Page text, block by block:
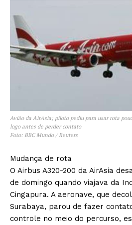
Avião da AirAsia; piloto pediu para usar rota
logo antes de perder contato
Foto: BBC Mundo / Reuters
Mudança de rota
O Airbus A320-200 da AirAsia
de domingo quando viajava da
Cingapura. A aeronave, que
Surabaya, parou de fazer
controle no meio do percurso,